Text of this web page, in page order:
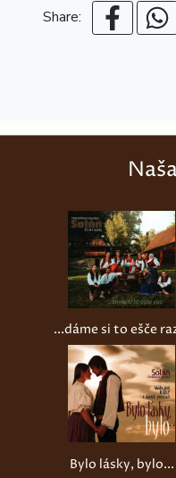
Share:
...dáme si to ešče
Bylo lásky, bylo...